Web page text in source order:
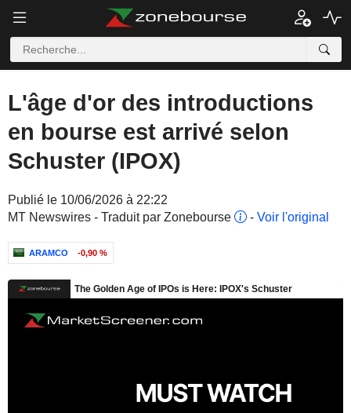
L'âge d'or des introductions
en bourse est arrivé selon
Schuster (IPOX)
Publié le 10/06/2026 à 22:22
MT Newswires - Traduit par Zonebourse
- Voir l'original
ARAMCO -0,90 %